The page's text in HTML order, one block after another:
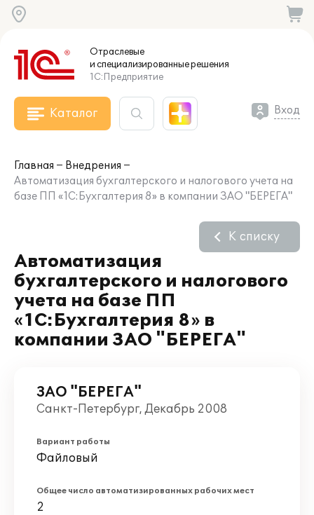
Отраслевые
и специализированныерешения
1С:Предприятие
Каталог Вход
Главная
Внедрения
Автоматизация бухгалтерского и налогового учета на
базе ПП «1C:Бухгалтерия 8» в компании ЗАО "БЕРЕГА"
Автоматизация
бухгалтерского и налогового
учета на базе ПП
«1C:Бухгалтерия 8» в
компании ЗАО "БЕРЕГА"
К списку
ЗАО "БЕРЕГА"
Санкт-Петербург, Декабрь 2008
Вариант работы
Файловый
Общее число автоматизированных рабочих мест
2